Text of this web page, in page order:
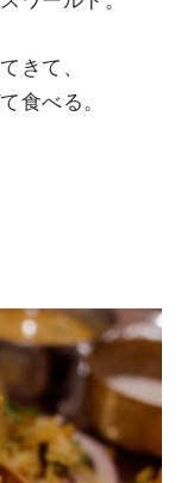
きて、
食べる。